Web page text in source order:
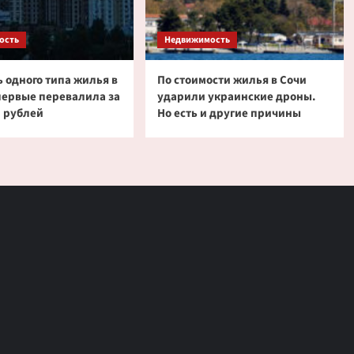
одного типа жилья в
перевалила за
Недвижимость
По стоимости жилья в Сочи
ударили украинские дроны.
Но есть и другие причины